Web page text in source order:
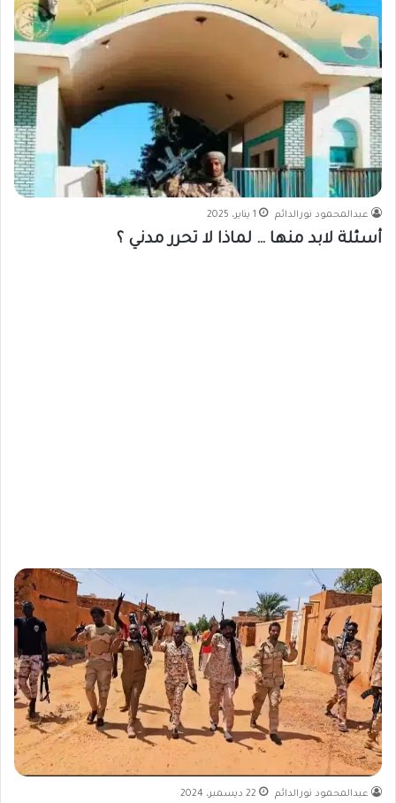
عبدالمحمود نورالدائم 1 يناير، 2025
أسئلة لابد منها … لماذا لا تحرر مدني ؟
عبدالمحمود نورالدائم 22 ديسمبر، 2024